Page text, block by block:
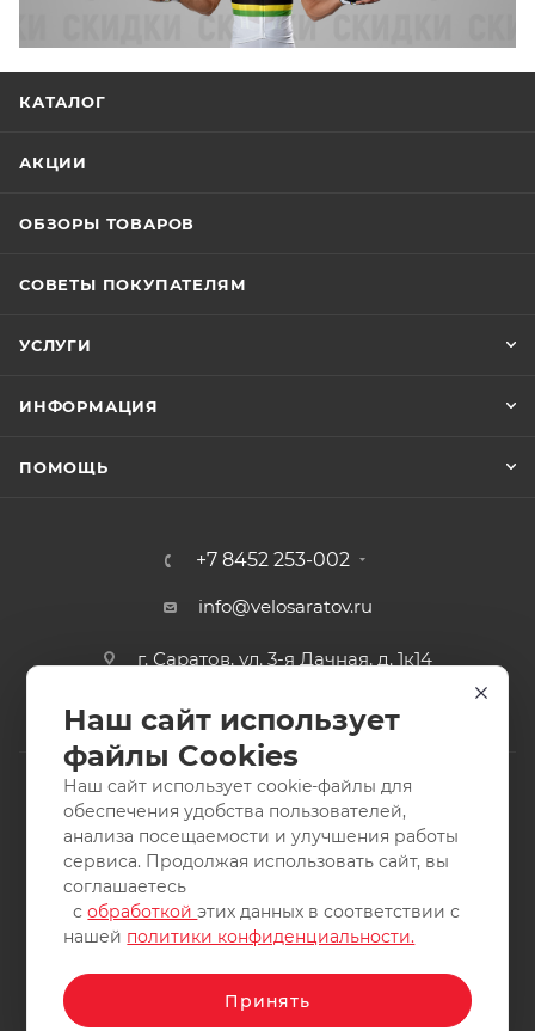
КАТАЛОГ
АКЦИИ
ОБЗОРЫ ТОВАРОВ
СОВЕТЫ ПОКУПАТЕЛЯМ
УСЛУГИ
ИНФОРМАЦИЯ
ПОМОЩЬ
+7 8452 253-002
info@velosaratov.ru
г. Саратов, ул. 3-я Дачная, д. 1к14
2011-2026 © интернет-магазин спортивных товаров
ВелоСаратов. Не является публичной офертой. Все права
защищены. Заимствование материалов и фотографий
запрещено.
Наш сайт использует
файлы Cookies
Наш сайт использует cookie-файлы для
обеспечения удобства пользователей,
анализа посещаемости и улучшения работы
сервиса. Продолжая использовать сайт, вы
соглашаетесь
собработкойэтих данных в соответствии с
нашей политики конфиденциальности.
Принять